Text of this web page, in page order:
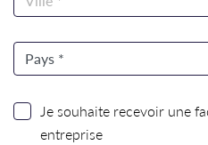
Je souhaite recevoir une
entreprise